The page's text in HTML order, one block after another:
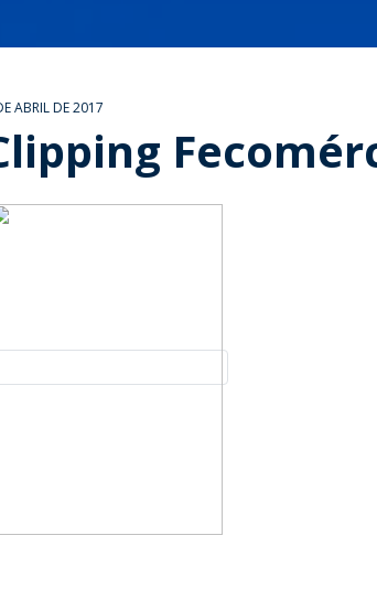
ABRIL DE 2017